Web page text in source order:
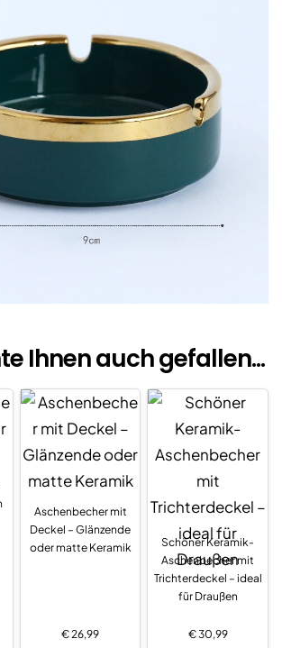
Ihnen auch gefallen...
Aschenbecher mit
Deckel – Glänzende
oder matte Keramik
€26,99
Schöner Keramik-
Aschenbecher mit
Trichterdeckel – ideal
für Draußen
€30,99